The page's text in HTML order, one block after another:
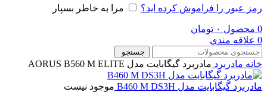
رمز عبور را فراموش کرده اید؟ مرا به خاطر بسپار
0 محصول ۰ تومان
0 علاقه مندی
جستجو
خانه مادربرد مادربرد گیگابایت مدل AORUS B560 M ELITE
مادربرد گیگابایت مدل B460 M DS3H
موجود نیست